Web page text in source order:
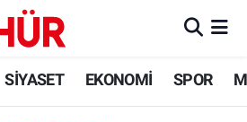
SİYASET EKONOMİ SPOR